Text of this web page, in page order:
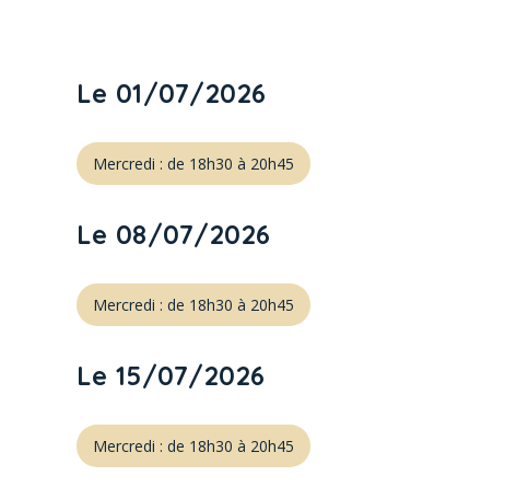
Le 01/07/2026
Mercredi : de 18h30 à 20h45
Le 08/07/2026
Mercredi : de 18h30 à 20h45
Le 15/07/2026
Mercredi : de 18h30 à 20h45